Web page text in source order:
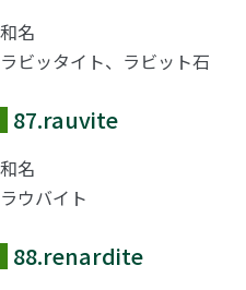
和名
ラビッタイト、ラビット石
87.rauvite
和名
ラウバイト
88.renardite